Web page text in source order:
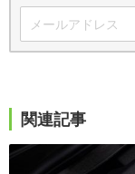
関連記事